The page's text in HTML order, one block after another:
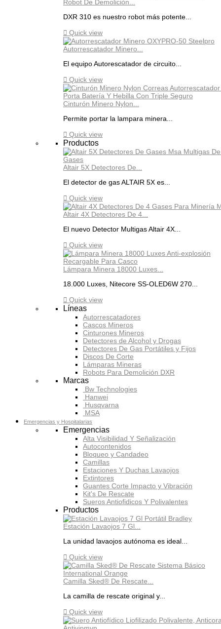
Robot De Demolición...
DXR 310 es nuestro robot más potente...
 Quick view
Autorrescatador Minero...
El equipo Autorescatador de circuito...
 Quick view
Cinturón Minero Nylon...
Permite portar la lampara minera...
 Quick view
Productos
Altair 5X Detectores De...
El detector de gas ALTAIR 5X es...
 Quick view
Altair 4X Detectores De 4...
El nuevo Detector Multigas Altair 4X...
 Quick view
Lámpara Minera 18000 Luxes...
18.000 Luxes, Nitecore SS-OLED6W 270...
 Quick view
Líneas
Autorrescatadores
Cascos Mineros
Cinturones Mineros
Detectores de Alcohol y Drogas
Detectores De Gas Portátiles y Fijos
Discos De Corte
Lámparas Mineras
Robots Para Demolición DXR
Marcas
Bw Technologies
Hanwei
Husqvarna
MSA
Emergencias y Hospitalarias
Emergencias
Alta Visibilidad Y Señalización
Autocontenidos
Bloqueo y Candadeo
Camillas
Estaciones Y Duchas Lavaojos
Extintores
Guantes Corte Impacto y Vibración
Kit's De Rescate
Sueros Antiofidicos Y Polivalentes
Productos
Estación Lavaojos 7 Gl...
La unidad lavaojos autónoma es ideal...
 Quick view
Camilla Sked® De Rescate...
La camilla de rescate original y...
 Quick view